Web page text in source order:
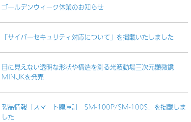
ゴールデンウィーク休業のお知らせ
「サイバーセキュリティ対応について」を掲載いたしました
目に見えない透明な形状や構造を測る光波動場三次元顕微鏡
MINUKを発売
製品情報「スマート膜厚計 SM-100P/SM-100S」を掲載しま
した